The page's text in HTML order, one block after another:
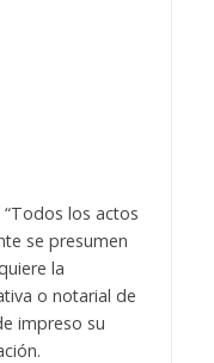
los actos
se presumen
la
o notarial de
impreso su